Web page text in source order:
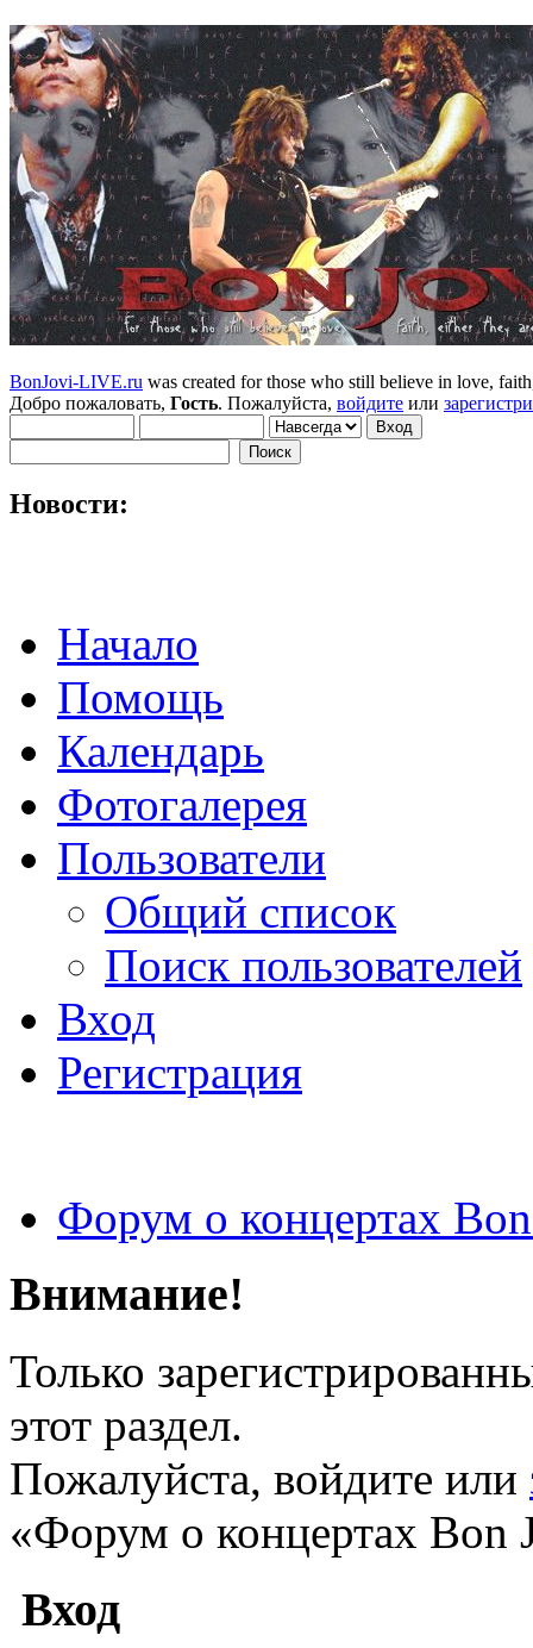
BonJovi-LIVE.ru was created for those who still believe in love,
Добро пожаловать, Гость. Пожалуйста, войдите или
Новости:
Начало
Помощь
Календарь
Фотогалерея
Пользователи
Общий список
Поиск пользователей
Вход
Регистрация
Форум о концертах
Внимание!
Только
этот раздел.
Пожалуйста, войдите или
«Форум о концертах Bon
Вход